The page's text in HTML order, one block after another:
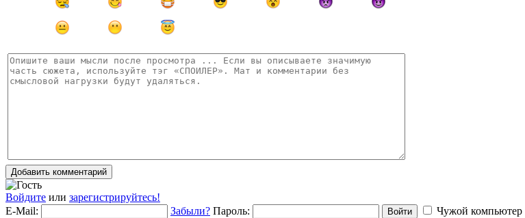
Добавить комментарий
Войдите или зарегистрируйтесь!
E-Mail:
Забыли? Пароль: Войти
Чужой компьютер